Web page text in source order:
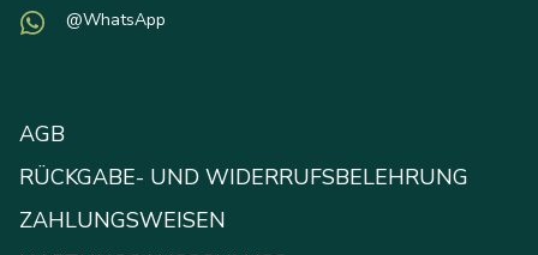
@WhatsApp
AGB
RÜCKGABE- UND WIDERRUFSBELEHRUNG
ZAHLUNGSWEISEN